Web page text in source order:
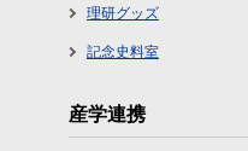
理研グッズ
記念史料室
産学連携